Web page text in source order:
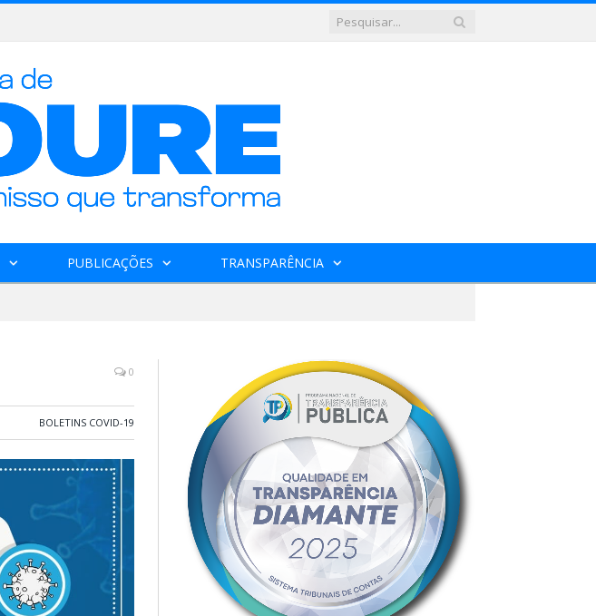
PUBLICAÇÕES TRANSPARÊNCIA
0
BOLETINS COVID-19